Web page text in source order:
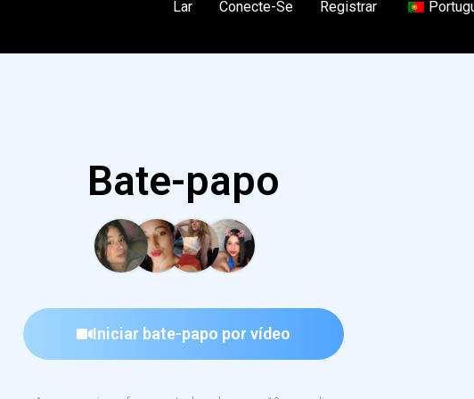
Lar Conecte-Se Registrar
Bate-papo
Iniciar bate-papo por vídeo